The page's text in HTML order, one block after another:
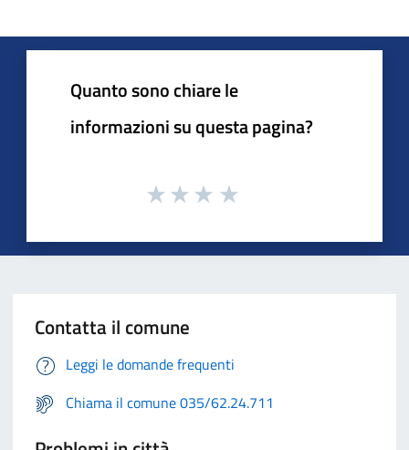
Quanto sono chiare le
informazioni su questa pagina?
Contatta il comune
Leggi le domande frequenti
Chiama il comune 035/62.24.711